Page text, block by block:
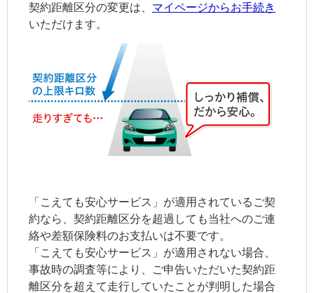
契約距離区分の変更は、 マイページからお手続き
いただけます。
「こえても安心サービス」が適用されているご契
約なら、 契約距離区分を超過しても当社へのご連
絡や差額保険料のお支払いは不要です。
「こえても安心サービス」が適用されない場合、
事故時の調査等により、ご申告いただいた契約距
離区分を超えて走行していたことが判明した場合